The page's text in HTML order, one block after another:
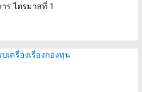
ร ไตรมาสที่ 1